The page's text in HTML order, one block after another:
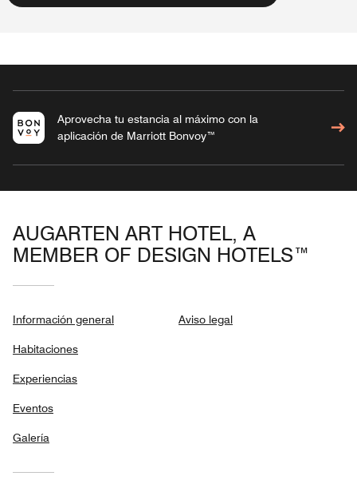
Aprovecha tu estancia al máximo con la
aplicación de Marriott Bonvoy™
AUGARTEN ART HOTEL, A
MEMBER OF DESIGN HOTELS™
Información general
Habitaciones
Experiencias
Eventos
Galería
Aviso legal